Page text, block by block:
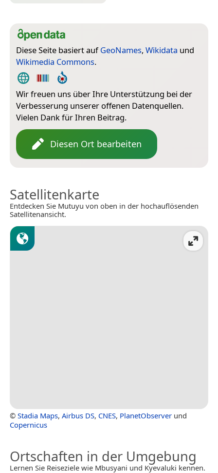
Diese Seite basiert aufGeoNames, Wikidata und
Wikimedia Commons.
Wir freuen uns über Ihre Unterstützung bei der
Verbesserung unserer offenen Datenquellen.
Vielen Dank für Ihren Beitrag.
Diesen Ort bearbeiten
Satellitenkarte
Entdecken Sie Mutuyu von oben in der hochauflösenden
Satellitenansicht.
© Stadia Maps, Airbus DS, CNES, PlanetObserver und
Copernicus
Ortschaften in der Umgebung
Lernen Sie Reiseziele wie Mbusyani und Kyevaluki kennen.